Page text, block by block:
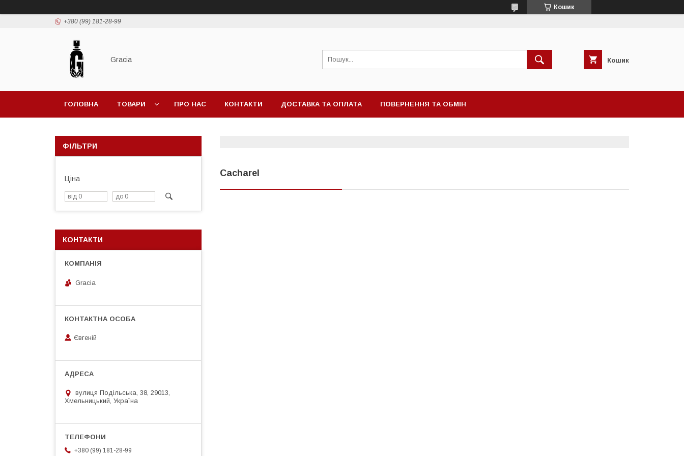
Кошик
+380 (99) 181-28-99
Gracia Кошик
ГОЛОВНА ТОВАРИ ПРО НАС КОНТАКТИ ДОСТАВКА ТА ОПЛАТА ПОВЕРНЕННЯ ТА ОБМІН
Cacharel
ФІЛЬТРИ
Ціна
КОНТАКТИ
Gracia
Євгеній
вулиця Подільська, 38, 29013,
Хмельницький, Україна
+380 (99) 181-28-99